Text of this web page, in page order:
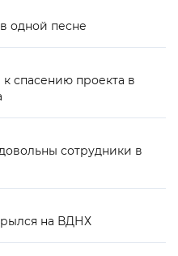
одной песне
спасению проекта в
сотрудники в
на ВДНХ